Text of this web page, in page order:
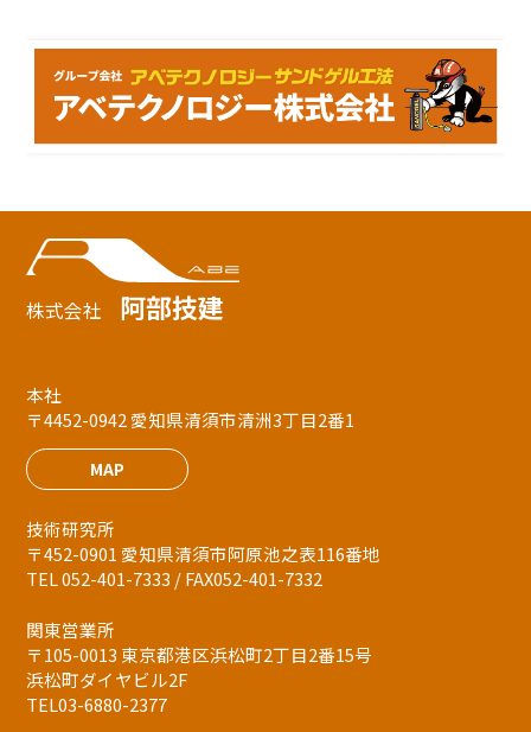
株式会社 阿部技建
本社
〒4452-0942 愛知県清須市清洲3丁目2番1
MAP
技術研究所
〒452-0901 愛知県清須市阿原池之表116番地
TEL 052-401-7333 / FAX052-401-7332
関東営業所
〒105-0013 東京都港区浜松町2丁目2番15号
浜松町ダイヤビル2F
TEL03-6880-2377